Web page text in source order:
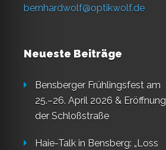
bernhardwolf@optikwolf.de
Neueste Beiträge
Bensberger Frühlingsfest am
25.–26. April 2026 & Eröffnung
der Schloßstraße
Haie-Talk in Bensberg: „Loss